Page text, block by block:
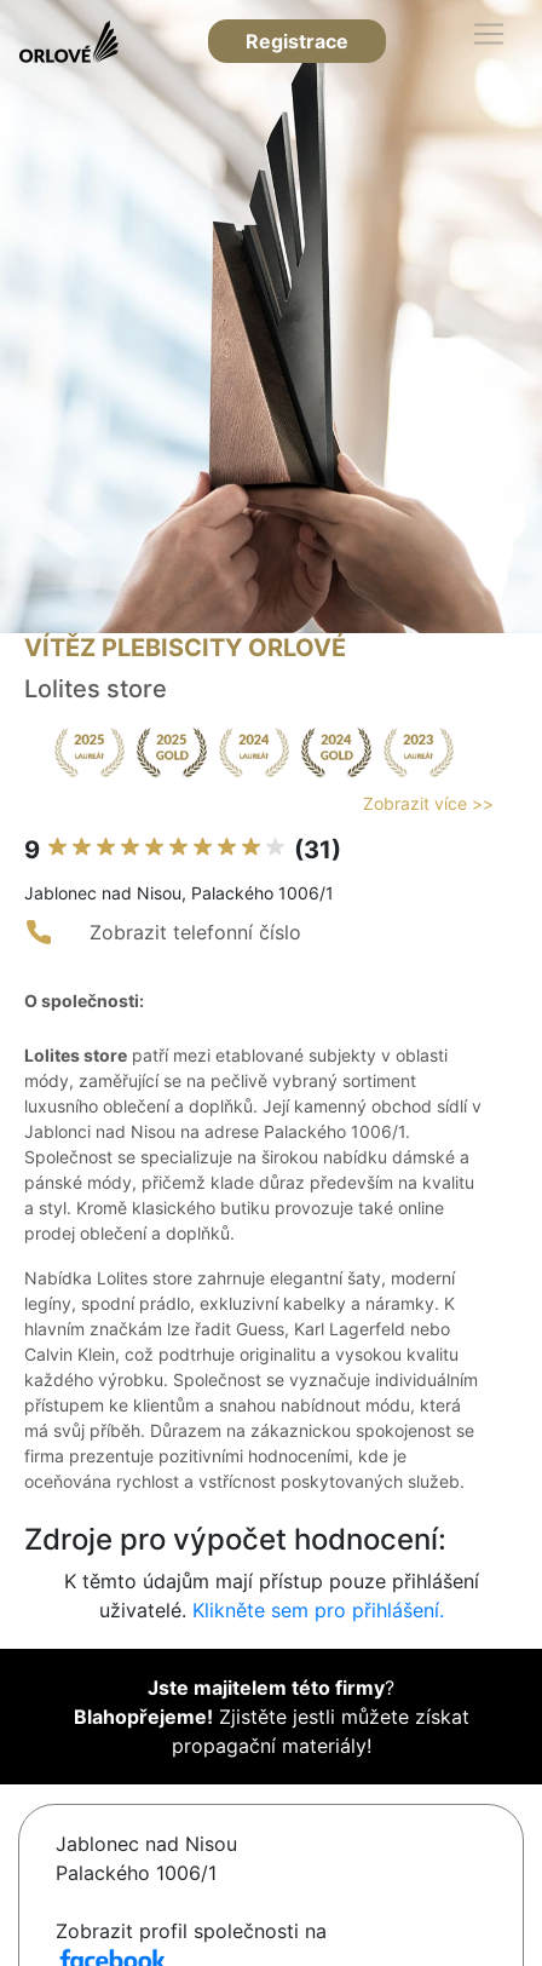
Registrace
VÍTĚZ PLEBISCITY ORLOVÉ
Lolites store
Zobrazit více >>
9 (31)
Jablonec nad Nisou, Palackého 1006/1
Zobrazit telefonní číslo
O společnosti:
Lolites store patří mezi etablované subjekty v oblasti
módy, zaměřující se na pečlivě vybraný sortiment
luxusního oblečení a doplňků. Její kamenný obchod sídlí v
Jablonci nad Nisou na adrese Palackého 1006/1.
Společnost se specializuje na širokou nabídku dámské a
pánské módy, přičemž klade důraz především na kvalitu
a styl. Kromě klasického butiku provozuje také online
prodej oblečení a doplňků.
Nabídka Lolites store zahrnuje elegantní šaty, moderní
legíny, spodní prádlo, exkluzivní kabelky a náramky. K
hlavním značkám lze řadit Guess, Karl Lagerfeld nebo
Calvin Klein, což podtrhuje originalitu a vysokou kvalitu
každého výrobku. Společnost se vyznačuje individuálním
přístupem ke klientům a snahou nabídnout módu, která
má svůj příběh. Důrazem na zákaznickou spokojenost se
firma prezentuje pozitivními hodnoceními, kde je
oceňována rychlost a vstřícnost poskytovaných služeb.
Zdroje pro výpočet hodnocení:
K těmto údajům mají přístup pouze přihlášení
uživatelé. Klikněte sem pro přihlášení.
Jste majitelem této firmy?
Blahopřejeme! Zjistěte jestli můžete získat
propagační materiály!
Jablonec nad Nisou
Palackého 1006/1
Zobrazit profil společnosti na